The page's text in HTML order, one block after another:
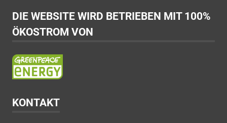
DIE WEBSITE WIRD BETRIEBEN MIT 100%
ÖKOSTROM VON
KONTAKT